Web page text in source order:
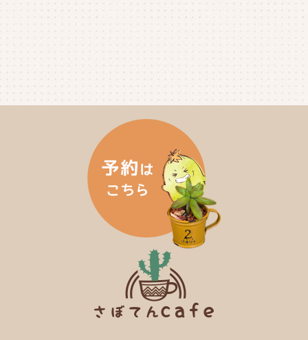
(4)
2024年7月
2024年4月
(4)
(5)
2024年2月(5)
2024年1月(3)
2023年12月(4)
2023年11月(4)
2023年10月(5)
2023年9月(2)
2023年8月
2023年7月(4)
2023年6月(5)
2023年5月 (2)
2023年4月 (2)